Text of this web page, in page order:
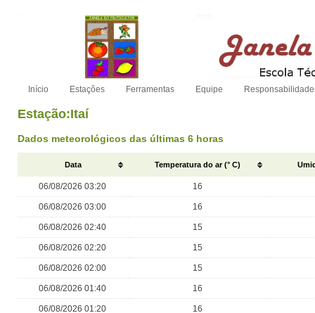
Início Estações Ferramentas Equipe
Estação:Itaí
Dados meteorológicos das últimas 6 horas
Data Temperatura do ar (° C)
06/08/2026 03:20 16
06/08/2026 03:00 16
06/08/2026 02:40 15
06/08/2026 02:20 15
06/08/2026 02:00 15
06/08/2026 01:40 16
06/08/2026 01:20 16